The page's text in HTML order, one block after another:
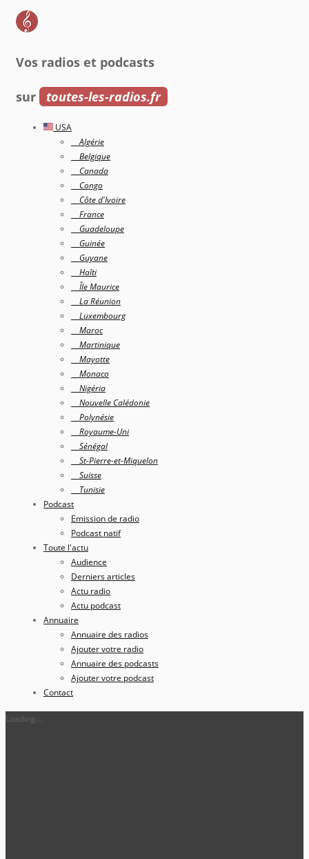
Vos radios et podcasts
sur toutes-les-radios.fr
USA
Algérie
Belgique
Canada
Congo
Côte d'Ivoire
France
Guadeloupe
Guinée
Guyane
Haîti
Île Maurice
La Réunion
Luxembourg
Maroc
Martinique
Mayotte
Monaco
Nigéria
Nouvelle Calédonie
Polynésie
Royaume-Uni
Sénégal
St-Pierre-et-Miquelon
Suisse
Tunisie
Podcast
Emission de radio
Podcast natif
Toute l'actu
Audience
Derniers articles
Actu radio
Actu podcast
Annuaire
Annuaire des radios
Ajouter votre radio
Annuaire des podcasts
Ajouter votre podcast
Contact
Loading...